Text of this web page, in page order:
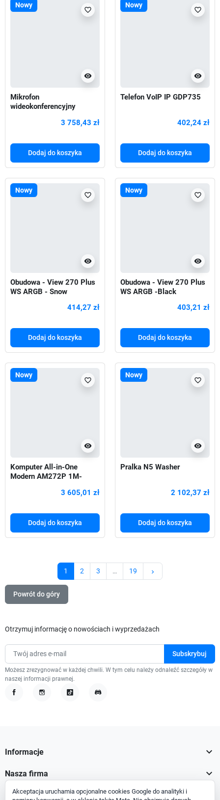
Nowy
visibility
favorite_border
Mikrofon
wideokonferencyjny
3 758,43 zł
Dodaj do koszyka
Nowy
visibility
favorite_border
Telefon VoIP IP GDP735
402,24 zł
Dodaj do koszyka
Nowy
visibility
favorite_border
Obudowa - View 270 Plus
WS ARGB - Snow
414,27 zł
Dodaj do koszyka
Nowy
visibility
favorite_border
Obudowa - View 270 Plus
WS ARGB -Black
403,21 zł
Dodaj do koszyka
Nowy
visibility
favorite_border
Komputer All-in-One
Modern AM272P 1M-
120U/16GB/512SSD/UMA
3 605,01 zł
Dodaj do koszyka
Nowy
visibility
favorite_border
Pralka N5 Washer
2 102,37 zł
Dodaj do koszyka
1 2 3 … 19 keyboard_arrow_right
Powrót do góry
Otrzymuj informację o nowościach i wyprzedażach
Możesz zrezygnować w każdej chwili. W tym celu należy odnaleźć szczegóły w
naszej informacji prawnej.
Informacje 
Nasza firma 
Twoje konto
Akceptacja uruchamia opcjonalne cookies Google do analityki i